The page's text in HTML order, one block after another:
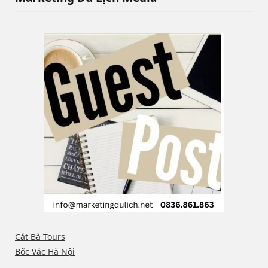
Cát Bà Tours
Bốc Vác Hà Nội